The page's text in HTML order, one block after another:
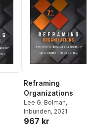
Reframing
Organizations
Lee G. Bolman,
Terrence E. Deal
Inbunden, 2021
967 kr